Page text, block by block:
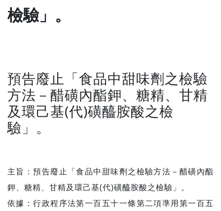
檢驗」。
預告廢止「食品中甜味劑之檢驗
方法－醋磺內酯鉀、糖精、甘精
及環己基(代)磺醯胺酸之檢
驗」。
主旨：預告廢止「食品中甜味劑之檢驗方法－醋磺內酯
鉀、糖精、甘精及環己基(代)磺醯胺酸之檢驗」。
依據：行政程序法第一百五十一條第二項準用第一百五